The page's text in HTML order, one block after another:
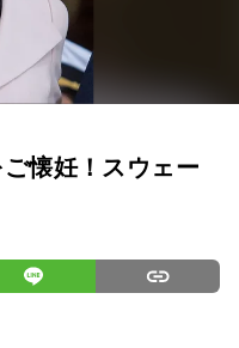
懐妊！スウェー